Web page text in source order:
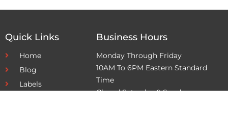
Quick Links
Home
Blog
Labels
Business Hours
Monday Through Friday
10AM To 6PM Eastern Standard
Time
Closed Saturday & Sunday